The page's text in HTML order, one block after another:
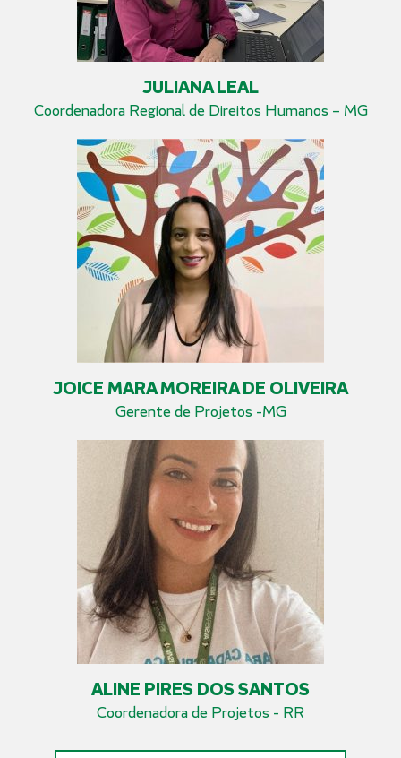
JULIANA LEAL
Coordenadora Regional de Direitos Humanos – MG
JOICE MARA MOREIRA DE OLIVEIRA
Gerente de Projetos -MG
ALINE PIRES DOS SANTOS
Coordenadora de Projetos - RR